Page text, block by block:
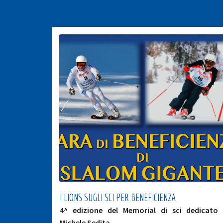
I LIONS SUGLI SCI PER BENEFICIENZA
4^ edizione del Memorial di sci dedicato